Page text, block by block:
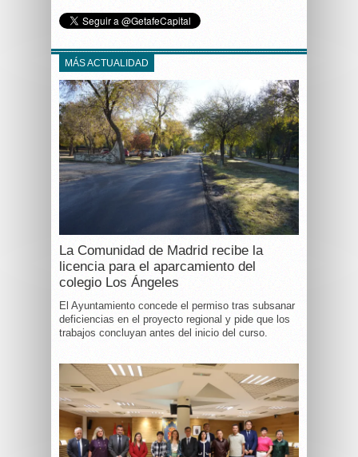
MÁS ACTUALIDAD
La Comunidad de Madrid recibe la
licencia para el aparcamiento del
colegio Los Ángeles
El Ayuntamiento concede el permiso tras subsanar
deficiencias en el proyecto regional y pide que los
trabajos concluyan antes del inicio del curso.